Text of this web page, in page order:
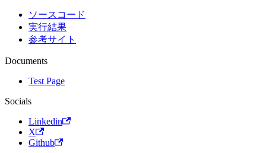
ソースコード
実行結果
参考サイト
Documents
Test Page
Socials
Linkedin
X
Github